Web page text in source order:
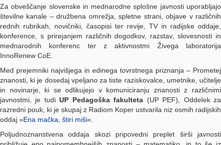
Za obveščanje slovenske in mednarodne splošne javnosti uporabljajo
številne kanale – družbena omrežja, spletne strani, objave v različnih
rednih rubrikah, novičniki, časopisi ter revije, TV in radijske oddaje,
konference, s prirejanjem različnih dogodkov, razstav, slovesnosti in
mednarodnih konferenc ter z aktivnostmi Živega laboratorija
InnoRenew CoE.
Med prejemniki najvišjega in edinega tovrstnega priznanja – Prometej
znanosti, ki je dosedaj vpeljano za tiste raziskovalce, umetnike, učitelje
in novinarje, ki se odlikujejo v komuniciranju znanosti z različnimi
javnostmi, je tudiUP Pedagoška fakulteta (UP PEF), Oddelek za
razredni pouk, ki je skupaj z Radiom Koper ustvarila niz osmih radijskih
oddaj »Ena mačka, štiri miši«.
Poljudnoznanstvena oddaja skozi pripovedni preplet širši javnosti